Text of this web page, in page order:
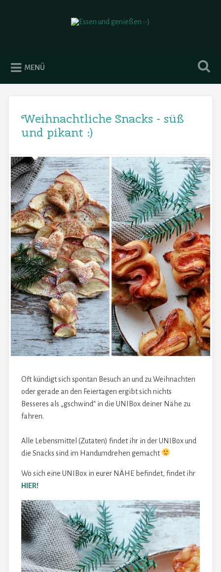
MENÜ
Weihnachtliche Snacks - süß
und pikant :)
Oft kündigt sich spontan Besuch an und zu Weihnachten
oder gerade an den Feiertagen ergibt sich nichts
Besseres als „gschwind“ in die UNIBox deiner Nähe zu
fahren.
Alle Lebensmittel (Zutaten) findet ihr in der UNIBox und
die Snacks sind im Handumdrehen gemacht
Wo sich eine UNIBox in eurer NÄHE befindet, findet ihr
HIER!